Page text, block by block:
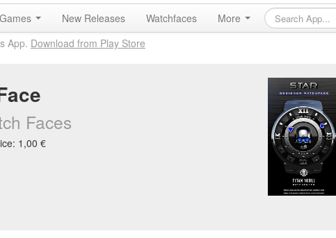
Games New Releases Watchfaces
More
App. Download from Play Store
Faces
1,00 €